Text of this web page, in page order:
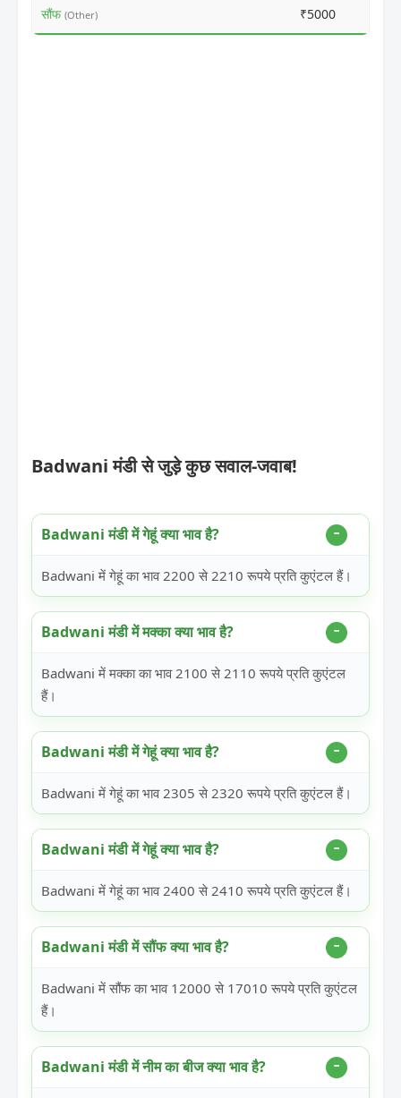
सौंफ (Other) ₹5000
Badwani मंडी से जुड़े कुछ सवाल-जवाब!
Badwani मंडी में गेहूं क्या भाव है?
Badwani में गेहूं का भाव 2200 से 2210 रूपये प्रति कुएंटल हैं।
Badwani मंडी में मक्का क्या भाव है?
Badwani में मक्का का भाव 2100 से 2110 रूपये प्रति कुएंटल
हैं।
Badwani मंडी में गेहूं क्या भाव है?
Badwani में गेहूं का भाव 2305 से 2320 रूपये प्रति कुएंटल हैं।
Badwani मंडी में गेहूं क्या भाव है?
Badwani में गेहूं का भाव 2400 से 2410 रूपये प्रति कुएंटल हैं।
Badwani मंडी में सौंफ क्या भाव है?
Badwani में सौंफ का भाव 12000 से 17010 रूपये प्रति कुएंटल
हैं।
Badwani मंडी में नीम का बीज क्या भाव है?